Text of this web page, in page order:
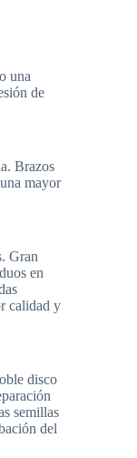
una
de
Brazos
mayor
Gran
en
calidad y
disco
semillas
del